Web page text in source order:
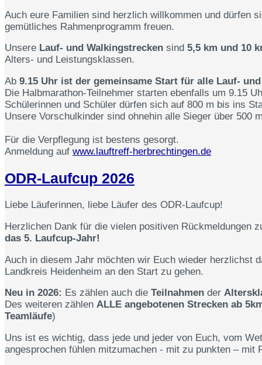
Auch eure Familien sind herzlich willkommen und dürfen
gemütliches Rahmenprogramm freuen.
Unsere Lauf- und Walkingstrecken sind 5,5 km und 10
Alters- und Leistungsklassen.
Ab 9.15 Uhr ist der gemeinsame Start für alle Lauf-
Die Halbmarathon-Teilnehmer starten ebenfalls um 9.15
Schülerinnen und Schüler dürfen sich auf 800 m bis ins
Unsere Vorschulkinder sind ohnehin alle Sieger über 500
Für die Verpflegung ist bestens gesorgt.
Anmeldung auf www.lauftreff-herbrechtingen.de
ODR-Laufcup 2026
Liebe Läuferinnen, liebe Läufer des ODR-Laufcup!
Herzlichen Dank für die vielen positiven Rückmeldungen
das 5. Laufcup-Jahr!
Auch in diesem Jahr möchten wir Euch wieder herzlichst
Landkreis Heidenheim an den Start zu gehen.
Neu in 2026: Es zählen auch die Teilnahmen der
Des weiteren zählen ALLE angebotenen Strecken ab
Teamläufe)
Uns ist es wichtig, dass jede und jeder von Euch, vom
angesprochen fühlen mitzumachen - mit zu punkten – mit